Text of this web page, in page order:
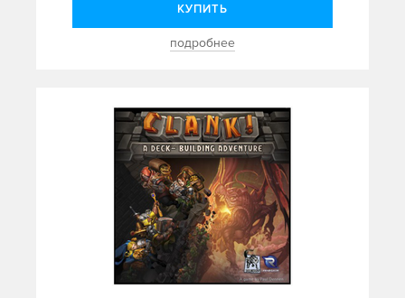
КУПИТЬ
подробнее